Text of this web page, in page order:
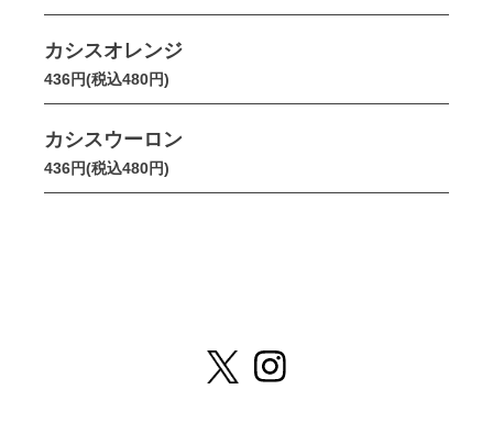
カシスオレンジ
436円(税込480円)
カシスウーロン
436円(税込480円)